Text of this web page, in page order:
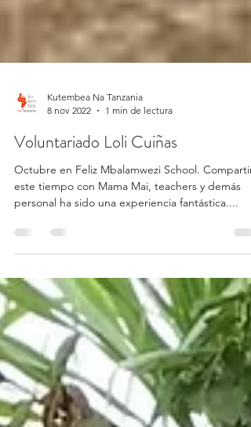
Kutembea Na Tanzania
8 nov 2022
1 min de lectura
Voluntariado Loli Cuiñas
Octubre en Feliz Mbalamwezi School. Compartir
este tiempo con Mama Mai, teachers y demás